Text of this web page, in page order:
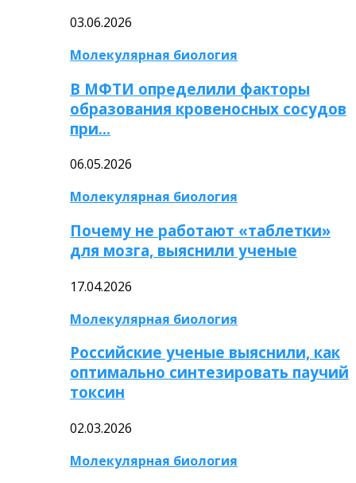
03.06.2026
Молекулярная биология
В МФТИ определили факторы
образования кровеносных сосудов
при…
06.05.2026
Молекулярная биология
Почему не работают «таблетки»
для мозга, выяснили ученые
17.04.2026
Молекулярная биология
Российские ученые выяснили, как
оптимально синтезировать паучий
токсин
02.03.2026
Молекулярная биология